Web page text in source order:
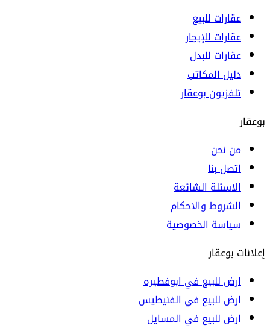
عقارات للبيع
عقارات للإيجار
عقارات للبدل
دليل المكاتب
تلفزيون بوعقار
بوعقار
من نحن
اتصل بنا
الاسئلة الشائعة
الشروط والاحكام
سياسة الخصوصية
إعلانات بوعقار
ارض للبيع في ابوفطيره
ارض للبيع في الفنيطيس
ارض للبيع في المسايل